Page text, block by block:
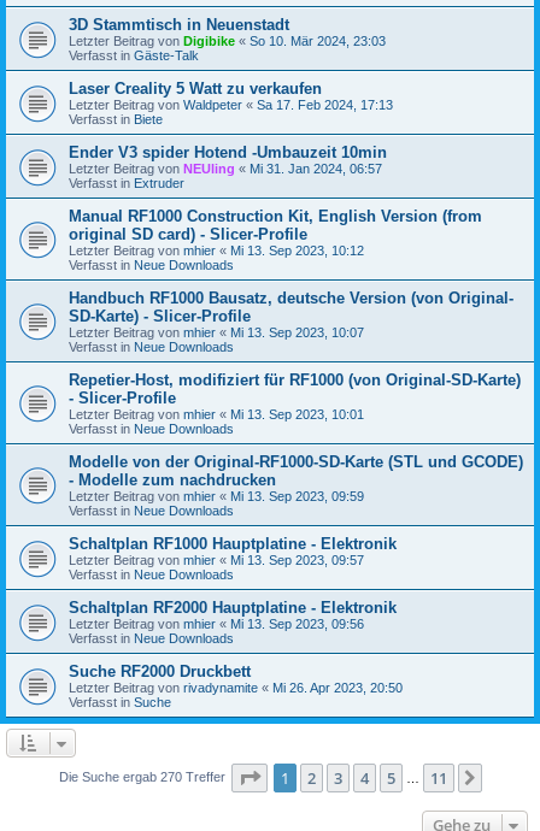
3D Stammtisch in Neuenstadt
Letzter Beitrag von Digibike « So 10. Mär 2024, 23:03
Verfasst in Gäste-Talk
Laser Creality 5 Watt zu verkaufen
Letzter Beitrag von Waldpeter « Sa 17. Feb 2024, 17:13
Verfasst in Biete
Ender V3 spider Hotend -Umbauzeit 10min
Letzter Beitrag von NEUling « Mi 31. Jan 2024, 06:57
Verfasst in Extruder
Manual RF1000 Construction Kit, English Version (from
original SD card) - Slicer-Profile
Letzter Beitrag von mhier « Mi 13. Sep 2023, 10:12
Verfasst in Neue Downloads
Handbuch RF1000 Bausatz, deutsche Version (von Original-
SD-Karte) - Slicer-Profile
Letzter Beitrag von mhier « Mi 13. Sep 2023, 10:07
Verfasst in Neue Downloads
Repetier-Host, modifiziert für RF1000 (von Original-SD-Karte)
- Slicer-Profile
Letzter Beitrag von mhier « Mi 13. Sep 2023, 10:01
Verfasst in Neue Downloads
Modelle von der Original-RF1000-SD-Karte (STL und GCODE)
- Modelle zum nachdrucken
Letzter Beitrag von mhier « Mi 13. Sep 2023, 09:59
Verfasst in Neue Downloads
Schaltplan RF1000 Hauptplatine - Elektronik
Letzter Beitrag von mhier « Mi 13. Sep 2023, 09:57
Verfasst in Neue Downloads
Schaltplan RF2000 Hauptplatine - Elektronik
Letzter Beitrag von mhier « Mi 13. Sep 2023, 09:56
Verfasst in Neue Downloads
Suche RF2000 Druckbett
Letzter Beitrag von rivadynamite « Mi 26. Apr 2023, 20:50
Verfasst in Suche
Die Suche ergab 270 Treffer Seite 1von 11
1 2 3 4 5 11
Gehe zu